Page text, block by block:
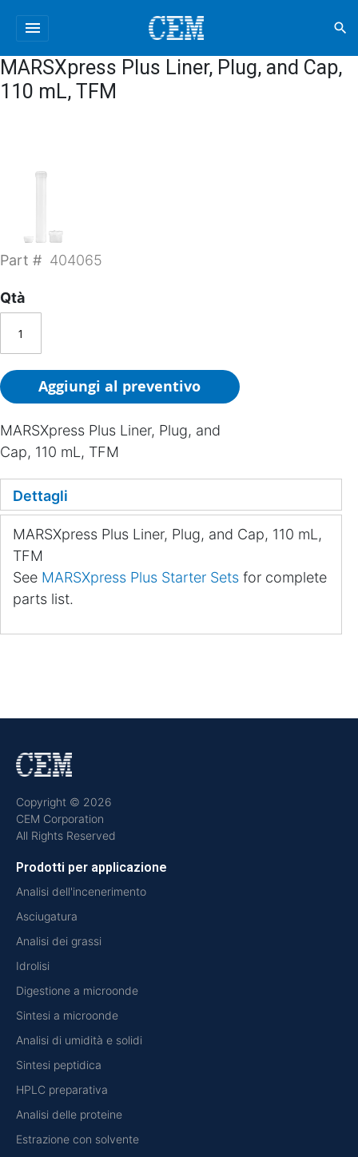
menu search
MARSXpress Plus Liner, Plug, and Cap,
110 mL, TFM
Part # 404065
Qtà
Aggiungi al preventivo
MARSXpress Plus Liner, Plug, and
Cap, 110 mL, TFM
Dettagli
MARSXpress Plus Liner, Plug, and Cap, 110 mL,
TFM
See MARSXpress Plus Starter Sets for complete
parts list.
Copyright © 2026
CEM Corporation
All Rights Reserved
Prodotti per applicazione
Analisi dell'incenerimento
Asciugatura
Analisi dei grassi
Idrolisi
Digestione a microonde
Sintesi a microonde
Analisi di umidità e solidi
Sintesi peptidica
HPLC preparativa
Analisi delle proteine
Estrazione con solvente